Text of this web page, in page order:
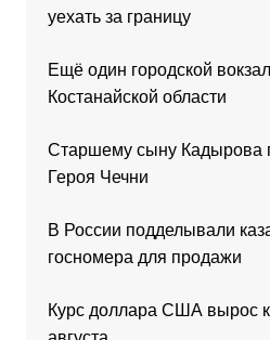
уехать за границу
Ещё один городской
Костанайской области
Старшему сыну Кадырова
Героя Чечни
В России подделывали
госномера для продажи
Курс доллара США вырос